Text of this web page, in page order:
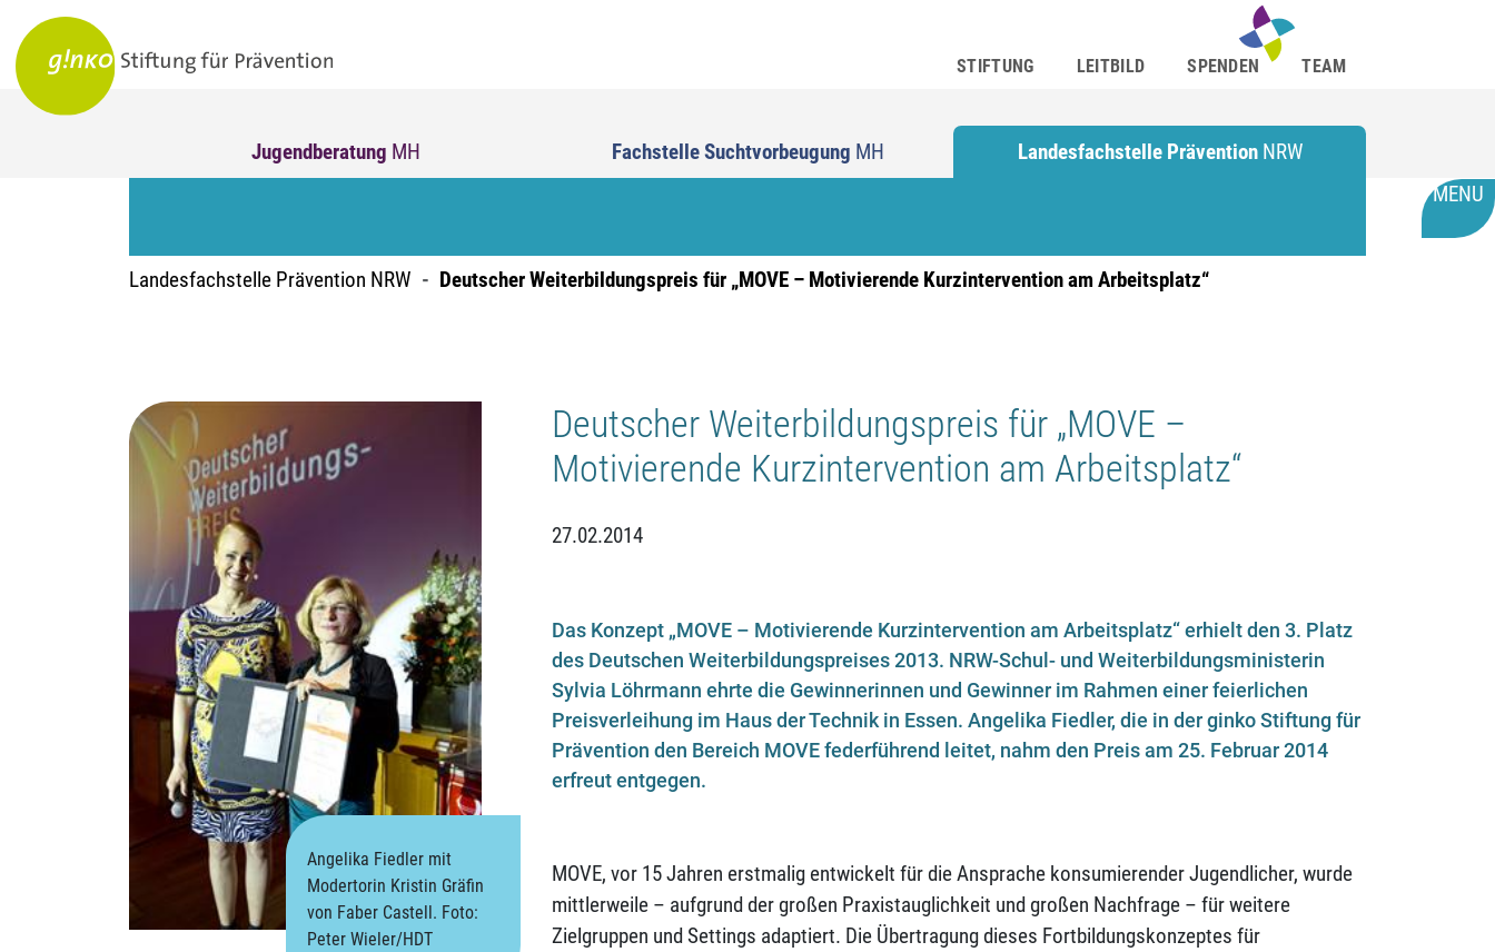
STIFTUNG LEITBILD SPENDEN TEAM
Jugendberatung MH Fachstelle Suchtvorbeugung MH Landesfachstelle Prävention NRW
Landesfachstelle Prävention NRW Deutscher Weiterbildungspreis für „MOVE – Motivierende Kurzintervention am Arbeitsplatz“
MENU
Angelika Fiedler mit
Modertorin Kristin Gräfin
von Faber Castell. Foto:
Peter Wieler/HDT
Deutscher Weiterbildungspreis für „MOVE –
Motivierende Kurzintervention am Arbeitsplatz“
27.02.2014
Das Konzept „MOVE – Motivierende Kurzintervention am Arbeitsplatz“ erhielt den 3. Platz
des Deutschen Weiterbildungspreises 2013. NRW-Schul- und Weiterbildungsministerin
Sylvia Löhrmann ehrte die Gewinnerinnen und Gewinner im Rahmen einer feierlichen
Preisverleihung im Haus der Technik in Essen. Angelika Fiedler, die in der ginko Stiftung für
Prävention den Bereich MOVE federführend leitet, nahm den Preis am 25. Februar 2014
erfreut entgegen.
MOVE, vor 15 Jahren erstmalig entwickelt für die Ansprache konsumierender Jugendlicher, wurde
mittlerweile – aufgrund der großen Praxistauglichkeit und großen Nachfrage – für weitere
Zielgruppen und Settings adaptiert. Die Übertragung dieses Fortbildungskonzeptes für